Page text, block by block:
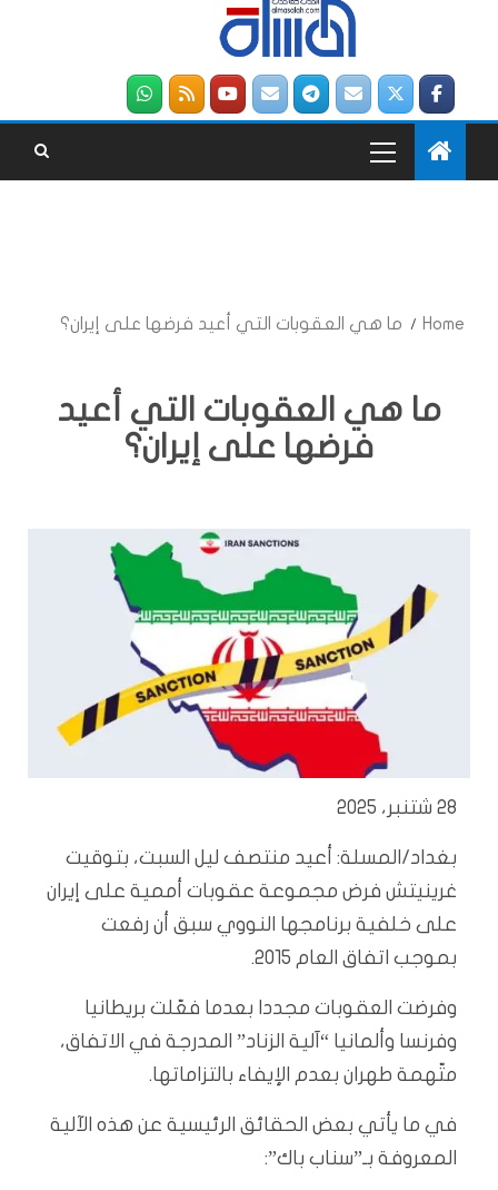
Home ما هي العقوبات التي أعيد فرضها على إيران؟
ما هي العقوبات التي أعيد
فرضها على إيران؟
28 شتنبر، 2025
بغداد/المسلة: أعيد منتصف ليل السبت، بتوقيت
غرينيتش فرض مجموعة عقوبات أممية على إيران
على خلفية برنامجها النووي سبق أن رفعت
بموجب اتفاق العام 2015.
وفرضت العقوبات مجددا بعدما فعّلت بريطانيا
وفرنسا وألمانيا “آلية الزناد” المدرجة في الاتفاق،
متّهمة طهران بعدم الإيفاء بالتزاماتها.
في ما يأتي بعض الحقائق الرئيسية عن هذه الآلية
المعروفة بـ”سناب باك”: